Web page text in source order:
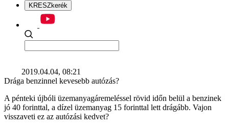
KRESZkerék
2019.04.04, 08:21
Drága benzinnel kevesebb autózás?
A pénteki újbóli üzemanyagáremeléssel rövid időn belül a benzinek
jó 40 forinttal, a dízel üzemanyag 15 forinttal lett drágább. Vajon
visszaveti ez az autózási kedvet?